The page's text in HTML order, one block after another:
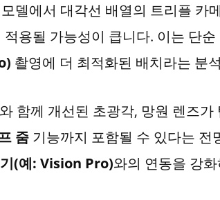
델에서 대각선 배열의 트리플 카
적용될 가능성이 큽니다. 이는 단
촬영에 더 최적화된 배치라는 분
함께 개선된 초광각, 망원 렌즈
줌 기능까지 포함될 수 있다는
(예: Vision Pro)와의 연동을 강